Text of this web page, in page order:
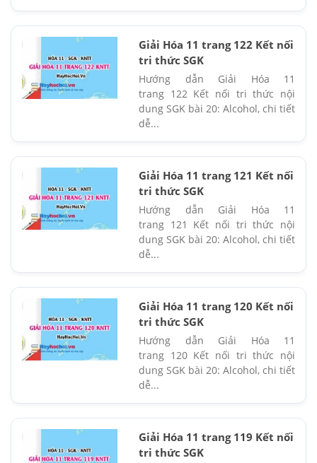
Giải Hóa 11 trang 122 Kết nối
tri thức SGK
Hướng dẫn Giải Hóa 11
trang 122 Kết nối tri thức nội
dung SGK bài 20: Alcohol, chi tiết
dễ...
Giải Hóa 11 trang 121 Kết nối
tri thức SGK
Hướng dẫn Giải Hóa 11
trang 121 Kết nối tri thức nội
dung SGK bài 20: Alcohol, chi tiết
dễ...
Giải Hóa 11 trang 120 Kết nối
tri thức SGK
Hướng dẫn Giải Hóa 11
trang 120 Kết nối tri thức nội
dung SGK bài 20: Alcohol, chi tiết
dễ...
Giải Hóa 11 trang 119 Kết nối
tri thức SGK